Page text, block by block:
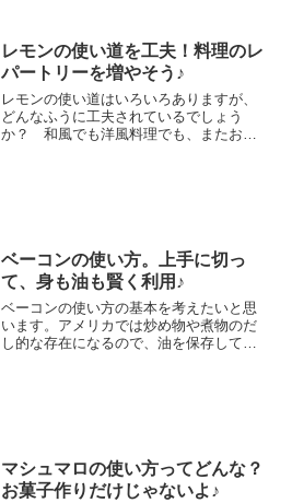
レモンの使い道を工夫！料理のレ
パートリーを増やそう♪
レモンの使い道はいろいろありますが、
どんなふうに工夫されているでしょう
か？ 和風でも洋風料理でも、またお菓
ベーコンの使い方。上手に切っ
て、身も油も賢く利用♪
ベーコンの使い方の基本を考えたいと思
います。アメリカでは炒め物や煮物のだ
し的な存在になるので、油を保存して料
マシュマロの使い方ってどんな？
お菓子作りだけじゃないよ♪